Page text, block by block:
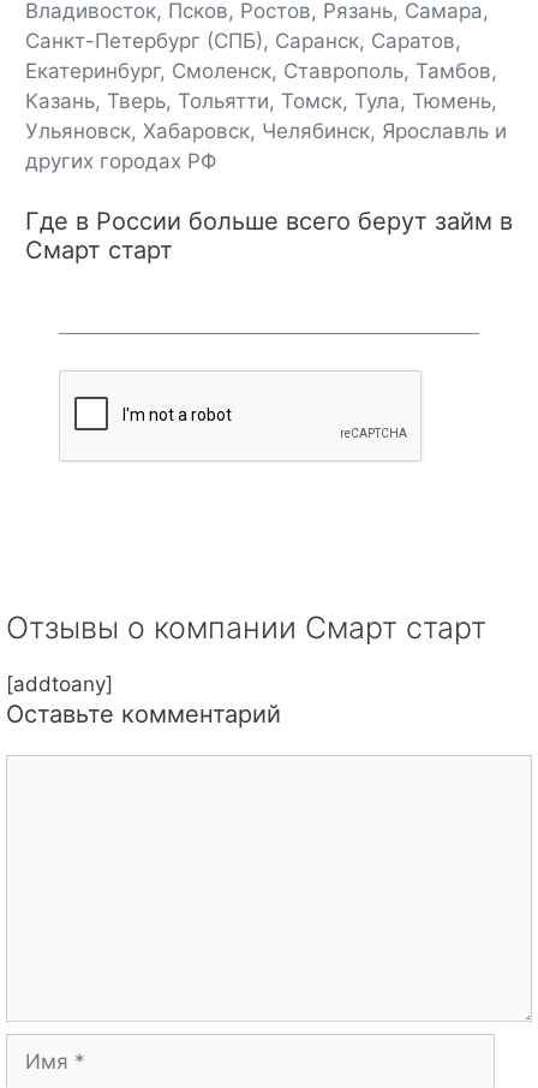
Владивосток, Псков, Ростов, Рязань, Самара,
Санкт-Петербург (СПБ), Саранск, Саратов,
Екатеринбург, Смоленск, Ставрополь, Тамбов,
Казань, Тверь, Тольятти, Томск, Тула, Тюмень,
Ульяновск, Хабаровск, Челябинск, Ярославль и
других городах РФ
Где в России больше всего берут займ в
Смарт старт
Отзывы о компании Смарт старт
[addtoany]
Оставьте комментарий